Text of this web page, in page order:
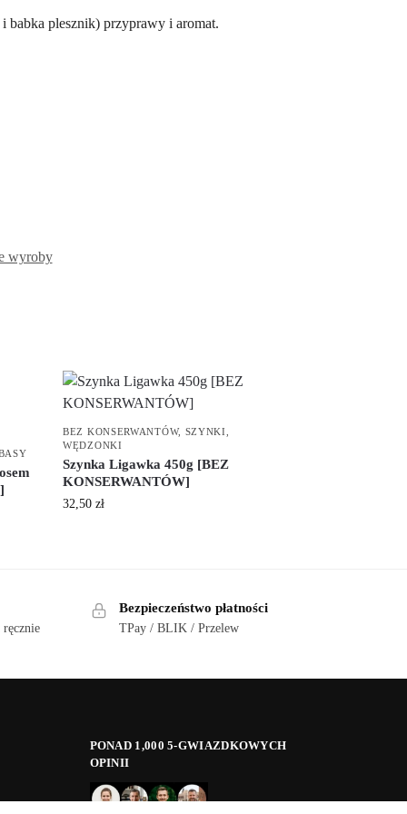
babka plesznik) przyprawy i aromat.
wyroby
BEZ KONSERWANTÓW, SZYNKI
WĘDZONKI
Szynka Ligawka 450g [BEZ
KONSERWANTÓW]
32,50zł
ręcznie
Bezpieczeństwo płatności
TPay / BLIK / Przelew
PONAD 1,000 5-GWIAZDKOWYCH
OPINII